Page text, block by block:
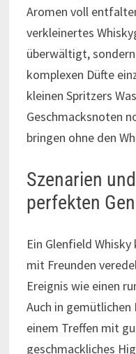
Aromen voll
verkleinertes
überwältigt,
komplexen Düfte
kleinen Spritzers
Geschmacksnoten
bringen ohne den
Szenarien
perfekten
Ein Glenfield
mit Freunden
Ereignis wie einen
Auch in gemütlichen
einem Treffen mit
geschmackliches